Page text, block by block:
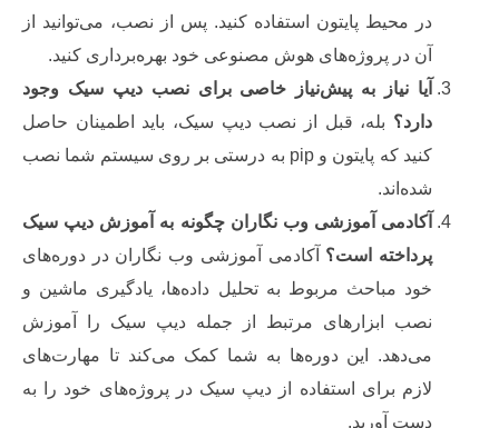
محیط پایتون استفاده کنید. پس از نصب، می‌توانید از
در پروژه‌های هوش مصنوعی خود بهره‌برداری کنید.
نیاز به پیش‌نیاز خاصی برای نصب دیپ سیک وجود
بله، قبل از نصب دیپ سیک، باید اطمینان حاصل
کنید که پایتون و pip به درستی بر روی سیستم شما نصب
آموزشی وب نگاران چگونه به آموزش دیپ سیک
است؟آکادمی آموزشی وب نگاران در دوره‌های
مباحث مربوط به تحلیل داده‌ها، یادگیری ماشین و
ابزارهای مرتبط از جمله دیپ سیک را آموزش
این دوره‌ها به شما کمک می‌کند تا مهارت‌های
برای استفاده از دیپ سیک در پروژه‌های خود را به
آورید.